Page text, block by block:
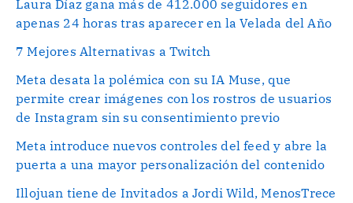
Laura Díaz gana más de 412.000 seguidores en
apenas 24 horas tras aparecer en la Velada del Año
7 Mejores Alternativas a Twitch
Meta desata la polémica con su IA Muse, que
permite crear imágenes con los rostros de usuarios
de Instagram sin su consentimiento previo
Meta introduce nuevos controles del feed y abre la
puerta a una mayor personalización del contenido
Illojuan tiene de Invitados a Jordi Wild, MenosTrece